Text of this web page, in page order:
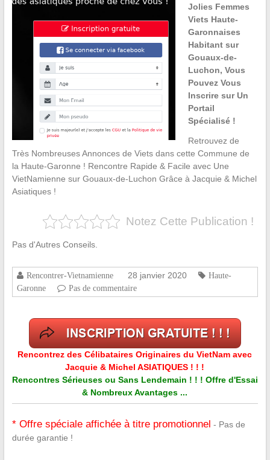
Jolies Femmes
Viets Haute-
Garonnaises
Habitant sur
Gouaux-de-
Luchon, Vous
Pouvez Vous
Inscrire sur Un
Portail
Spécialisé !
Retrouvez de
Très Nombreuses Annonces de Viets dans cette Commune de
la Haute-Garonne ! Rencontre Rapide & Facile avec Une
VietNamienne sur Gouaux-de-Luchon Grâce à Jacquie & Michel
Asiatiques !
Notez Cette Publication !
Pas d'Autres Conseils.
Rencontrer-Vietnamienne 28 janvier 2020
Haute-
Garonne
Pas de commentaire
Rencontrez des Célibataires Originaires du VietNam avec
Jacquie & Michel ASIATIQUES ! ! !
Rencontres Sérieuses ou Sans Lendemain ! ! ! Offre d'Essai
& Nombreux Avantages ...
* Offre spéciale affichée à titre promotionnel - Pas de
durée garantie !